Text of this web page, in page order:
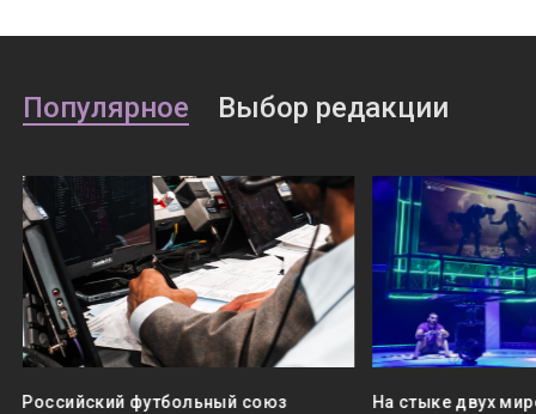
Популярное Выбор редакции
Российский футбольный союз
На стыке двух